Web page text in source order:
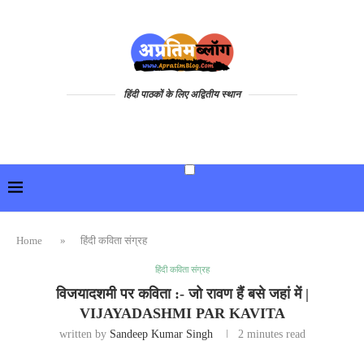
हिंदी पाठकों के लिए अद्वितीय स्थान
Home » हिंदी कविता संग्रह
हिंदी कविता संग्रह
विजयादशमी पर कविता :- जो रावण हैं बसे जहां में |
VIJAYADASHMI PAR KAVITA
written by Sandeep Kumar Singh 2 minutes read